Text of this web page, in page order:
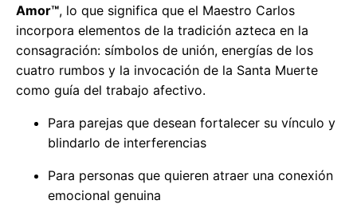
Amor™, lo que significa que el Maestro Carlos
incorpora elementos de la tradición azteca en la
consagración: símbolos de unión, energías de los
cuatro rumbos y la invocación de la Santa Muerte
como guía del trabajo afectivo.
Para parejas que desean fortalecer su vínculo y
blindarlo de interferencias
Para personas que quieren atraer una conexión
emocional genuina